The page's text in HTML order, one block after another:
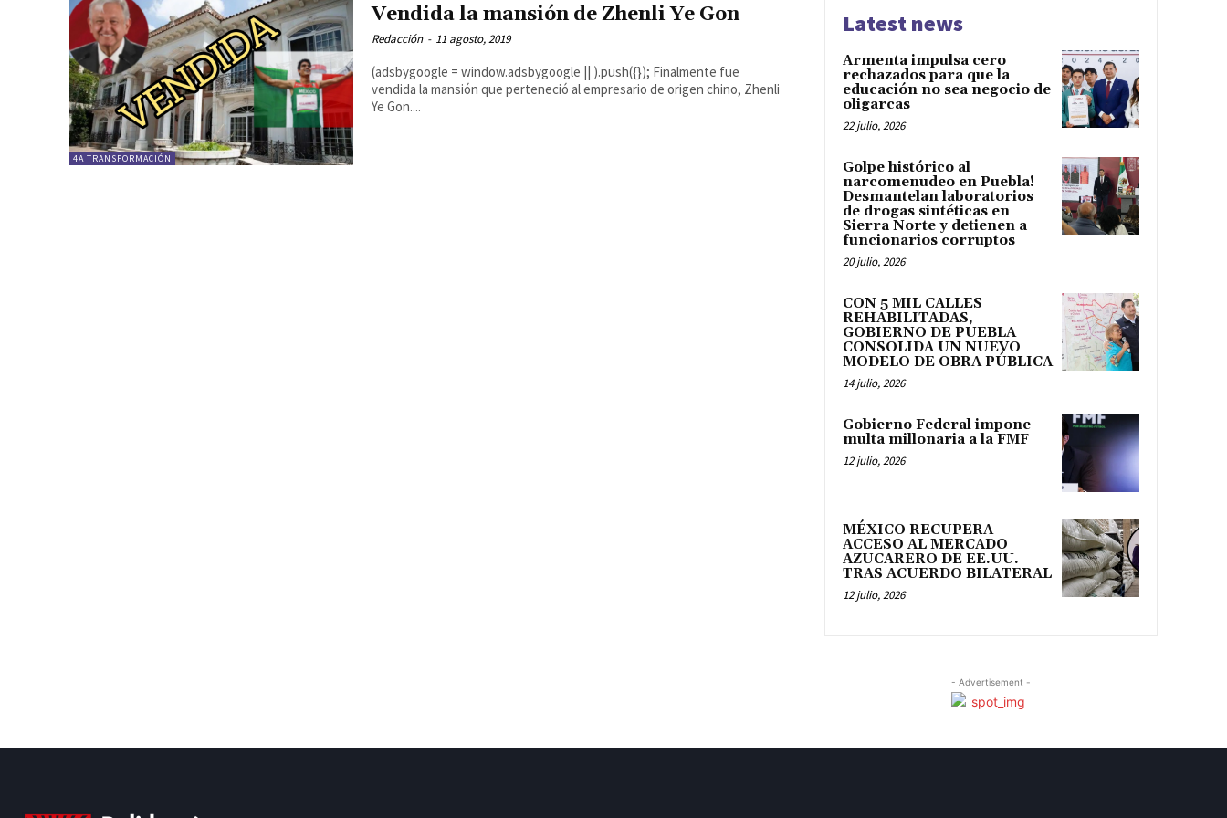
4A TRANSFORMACIÓN
Vendida la mansión de Zhenli Ye Gon
Redacción - 11 agosto, 2019
(adsbygoogle = window.adsbygoogle || ).push({}); Finalmente fue
vendida la mansión que perteneció al empresario de origen chino, Zhenli
Ye Gon....
Latest news
Armenta impulsa cero
rechazados para que la
educación no sea negocio de
oligarcas
22 julio, 2026
Golpe histórico al
narcomenudeo en Puebla!
Desmantelan laboratorios
de drogas sintéticas en
Sierra Norte y detienen a
funcionarios corruptos
20 julio, 2026
CON 5 MIL CALLES
REHABILITADAS,
GOBIERNO DE PUEBLA
CONSOLIDA UN NUEVO
MODELO DE OBRA PÚBLICA
14 julio, 2026
Gobierno Federal impone
multa millonaria a la FMF
12 julio, 2026
MÉXICO RECUPERA
ACCESO AL MERCADO
AZUCARERO DE EE.UU.
TRAS ACUERDO BILATERAL
12 julio, 2026
- Advertisement -